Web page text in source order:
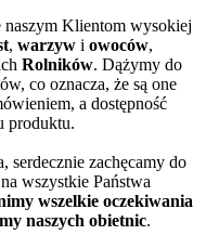
naszym Klientom wysokiej
, warzyw i owoców,
Rolników. Dążymy do
co oznacza, że są one
a dostępność
produktu.
serdecznie zachęcamy do
wszystkie Państwa
wszelkie oczekiwania
naszych obietnic.